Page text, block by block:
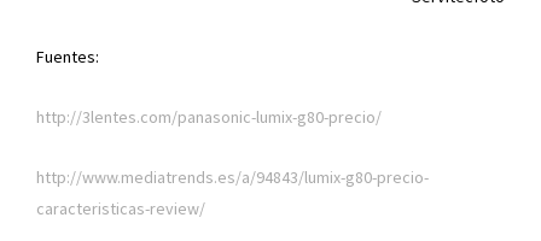
Fuentes:
http://3lentes.com/panasonic-lumix-g80-precio/
http://www.mediatrends.es/a/94843/lumix-g80-precio-
caracteristicas-review/